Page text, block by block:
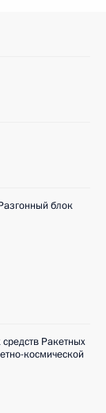
блок
Ракетных
космической